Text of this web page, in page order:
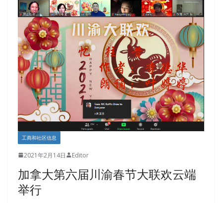
工商和社区信息
2021年2月14日 Editor
加拿大第六届川渝春节大联欢云端
举行